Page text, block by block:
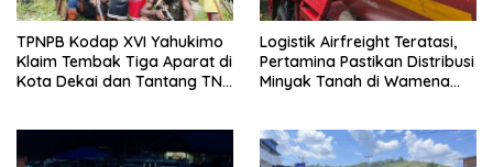
TPNPB Kodap XVI Yahukimo
Klaim Tembak Tiga Aparat di
Kota Dekai dan Tantang TNI-
Logistik Airfreight Teratasi,
Pertamina Pastikan Distribusi
Minyak Tanah di Wamena